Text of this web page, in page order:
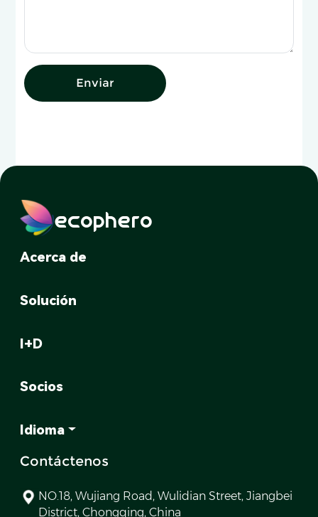
Enviar
ecophero
Acerca de
Solución
I+D
Socios
Idioma
Contáctenos
NO.18, Wujiang Road, Wulidian Street, Jiangbei
District, Chongqing, China